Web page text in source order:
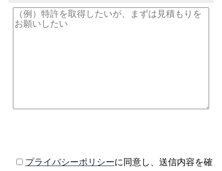
プライバシーポリシーに同意し、送信内容を確